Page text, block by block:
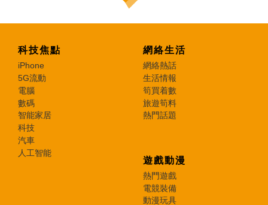
科技焦點
iPhone
5G流動
電腦
數碼
智能家居
科技
汽車
人工智能
網絡生活
網絡熱話
生活情報
筍買着數
旅遊筍料
熱門話題
遊戲動漫
熱門遊戲
電競裝備
動漫玩具